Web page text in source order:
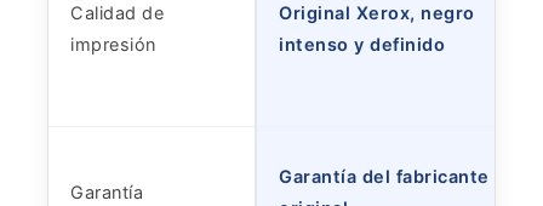
Calidad de
impresión
Original Xerox, negro
intenso y definido
Garantía
Garantía del fabricante